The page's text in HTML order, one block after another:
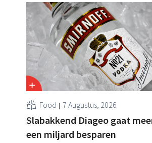
Food 7 Augustus, 2026
Slabakkend Diageo gaat
een miljard besparen